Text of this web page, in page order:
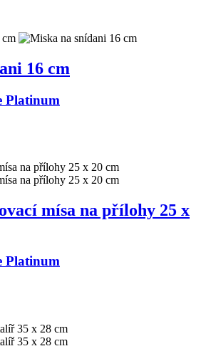
16 cm
Platinum
mísa na přílohy 25 x
Platinum